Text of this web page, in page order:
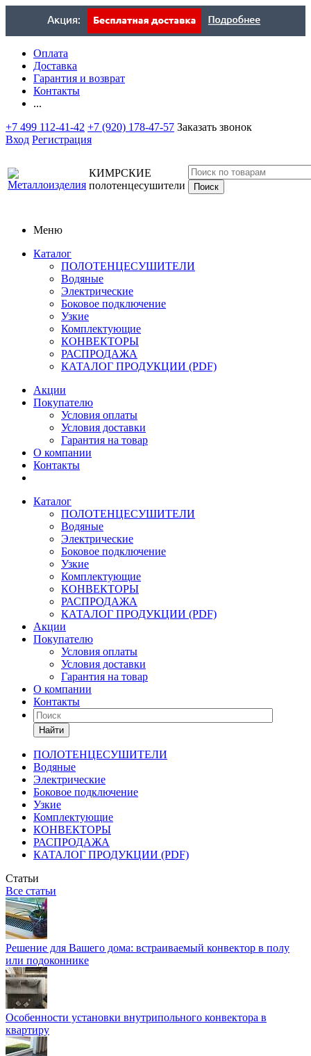
Оплата
Доставка
Гарантия и возврат
Контакты
...
+7 499 112-41-42 +7 (920) 178-47-57 Заказать звонок
Вход Регистрация
КИМРСКИЕ
полотенцесушители
Меню
Каталог
ПОЛОТЕНЦЕСУШИТЕЛИ
Водяные
Электрические
Боковое подключение
Узкие
Комплектующие
КОНВЕКТОРЫ
РАСПРОДАЖА
КАТАЛОГ ПРОДУКЦИИ (PDF)
Акции
Покупателю
Условия оплаты
Условия доставки
Гарантия на товар
О компании
Контакты
Каталог
ПОЛОТЕНЦЕСУШИТЕЛИ
Водяные
Электрические
Боковое подключение
Узкие
Комплектующие
КОНВЕКТОРЫ
РАСПРОДАЖА
КАТАЛОГ ПРОДУКЦИИ (PDF)
Акции
Покупателю
Условия оплаты
Условия доставки
Гарантия на товар
О компании
Контакты
Найти
ПОЛОТЕНЦЕСУШИТЕЛИ
Водяные
Электрические
Боковое подключение
Узкие
Комплектующие
КОНВЕКТОРЫ
РАСПРОДАЖА
КАТАЛОГ ПРОДУКЦИИ (PDF)
Статьи
Все статьи
Решение для Вашего дома: встраиваемый конвектор в полу
или подоконнике
Особенности установки внутрипольного конвектора в
квартиру